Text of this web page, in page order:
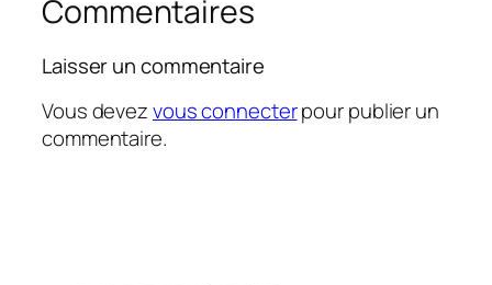
Commentaires
Laisser un commentaire
Vous devezvous connecterpour publier un
commentaire.